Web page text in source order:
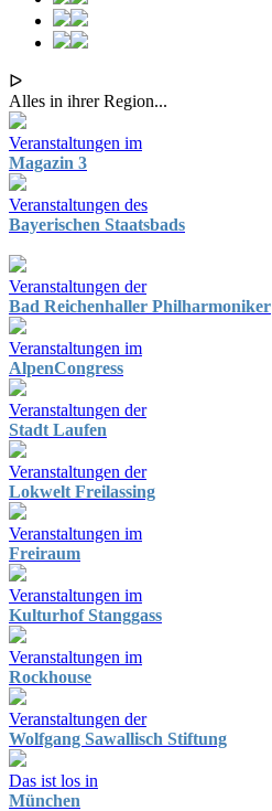
ᐅ
Alles in ihrer Region...
Veranstaltungen im
Magazin 3
Veranstaltungen des
Bayerischen Staatsbads
Veranstaltungen der
Bad Reichenhaller Philharmoniker
Veranstaltungen im
AlpenCongress
Veranstaltungen der
Stadt Laufen
Veranstaltungen der
Lokwelt Freilassing
Veranstaltungen im
Freiraum
Veranstaltungen im
Kulturhof Stanggass
Veranstaltungen im
Rockhouse
Veranstaltungen der
Wolfgang Sawallisch Stiftung
Das ist los in
München